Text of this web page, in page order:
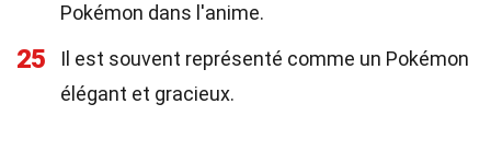
Pokémon dans l'anime.
25
Il est souvent représenté comme un Pokémon
élégant et gracieux.